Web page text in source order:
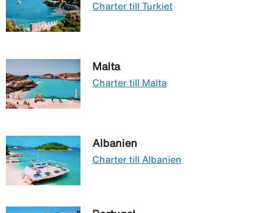
Charter till Turkiet
Malta
Charter till Malta
Albanien
Charter till Albanien